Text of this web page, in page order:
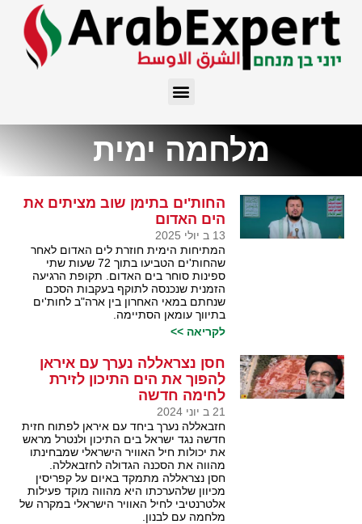
מלחמה ימית
החות'ים בתימן שוב מציתים את
הים האדום
13 ב יולי 2025
המתיחות הימית חוזרת לים האדום לאחר
שהחות'ים הטביעו בתוך 72 שעות שתי
ספינות סוחר בים האדום. תקופת הרגיעה
הזמנית שנכנסה לתוקף בעקבות הסכם
שנחתם במאי האחרון בין ארה"ב לחות'ים
בתיווך עומאן הסתיימה.
לקריאה >>
חסן נצראללה נערך עם איראן
להפוך את הים התיכון לזירת
לחימה חדשה
21 ב יוני 2024
חזבאללה נערך ביחד עם איראן לפתוח חזית
חדשה נגד ישראל בים התיכון ולנטרל מראש
את יכולות חיל האוויר הישראלי שמבחינתו
מהווה את הסכנה הגדולה לחזבאללה.
חסן נצראללה מתמקד באיום על קפריסין
מכיוון שלהערכתו היא מהווה מוקד פעילות
אלטרנטיבי לחיל האוויר הישראלי במקרה של
מלחמה עם לבנון.